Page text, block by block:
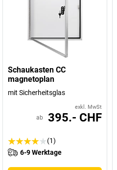
Schaukasten CC
magnetoplan
mit Sicherheitsglas
exkl. MwSt
ab 395.- CHF
(1)
6-9 Werktage